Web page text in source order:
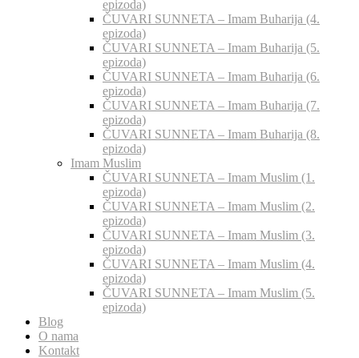
epizoda)
ČUVARI SUNNETA – Imam Buharija (4.
epizoda)
ČUVARI SUNNETA – Imam Buharija (5.
epizoda)
ČUVARI SUNNETA – Imam Buharija (6.
epizoda)
ČUVARI SUNNETA – Imam Buharija (7.
epizoda)
ČUVARI SUNNETA – Imam Buharija (8.
epizoda)
Imam Muslim
ČUVARI SUNNETA – Imam Muslim (1.
epizoda)
ČUVARI SUNNETA – Imam Muslim (2.
epizoda)
ČUVARI SUNNETA – Imam Muslim (3.
epizoda)
ČUVARI SUNNETA – Imam Muslim (4.
epizoda)
ČUVARI SUNNETA – Imam Muslim (5.
epizoda)
Blog
O nama
Kontakt